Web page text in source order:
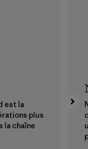
est la
plus
la chaîne